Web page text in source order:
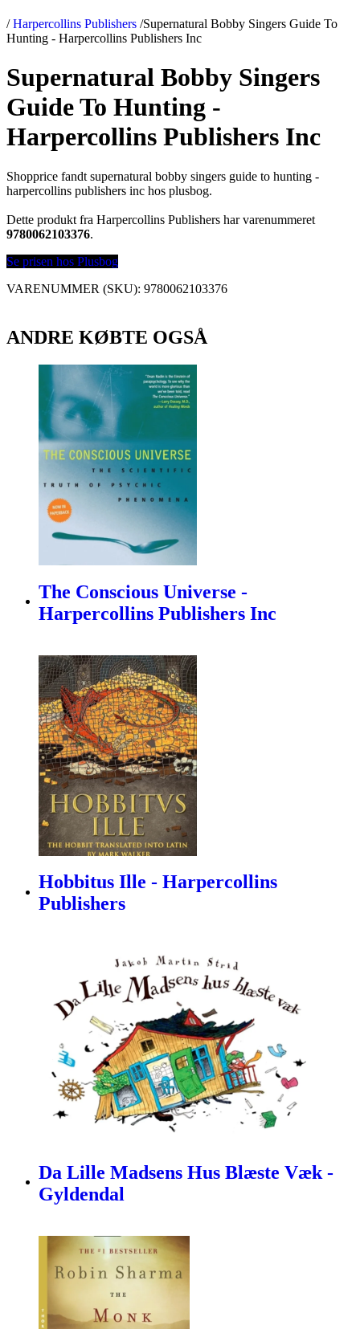
/ Harpercollins Publishers /Supernatural Bobby Singers Guide To
Hunting - Harpercollins Publishers Inc
Supernatural Bobby Singers
Guide To Hunting -
Harpercollins Publishers Inc
Shopprice fandt supernatural bobby singers guide to hunting -
harpercollins publishers inc hos plusbog.
Dette produkt fra Harpercollins Publishers har varenummeret
9780062103376.
Se prisen hos Plusbog
VARENUMMER (SKU): 9780062103376
ANDRE KØBTE OGSÅ
The Conscious Universe -
Harpercollins Publishers Inc
Hobbitus Ille - Harpercollins
Publishers
Da Lille Madsens Hus Blæste Væk -
Gyldendal